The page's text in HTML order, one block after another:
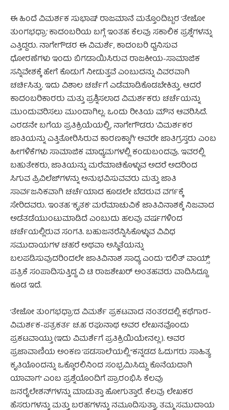
ಈ ಹಿಂದೆ ವಿಮರ್ಶಕ ಸುಭಾಷ್ ರಾಜಮಾನೆ ಮತ್ತೊಂದಿಬ್ಬರ ’ತೇಜೋ
ತುಂಗಭಧ್ರಾ’ ಕಾದಂಬರಿಯ ಬಗ್ಗೆ ಇಂತಹ ಕೆಲವು ಸಕಾಲಿಕ ಪ್ರಶ್ನೆಗಳನ್ನು
ಎತ್ತಿದ್ದರು. ನಾಗೇಗೌಡರ ಈ ವಿಮರ್ಶೆ, ಕಾದಂಬರಿ ಧ್ವನಿಸುವ
ಧೋರಣೆಗಳು ಇಂದು ಬಿಗಡಾಯಿಸಿರುವ ರಾಜಕೀಯ-ಸಾಮಾಜಿಕ
ಸನ್ನಿವೇಶಕ್ಕೆ ಹೇಗೆ ಕೊಡುಗೆ ನೀಡುತ್ತವೆ ಎಂಬುದನ್ನು ವಿವರವಾಗಿ
ಚರ್ಚಿಸಿತ್ತು. ಇದು ವಿಶಾಲ ಚರ್ಚೆಗೆ ಎಡೆಮಾಡಿಕೊಡಬೇಕಿತ್ತು. ಆದರೆ
ಕಾದಂಬರಿಕಾರರು ಮತ್ತು ಪ್ರಶ್ನಿಸಲಾದ ವಿಮರ್ಶಕರು ಚರ್ಚೆಯನ್ನು
ಮುಂದುವರಿಸಲು ಮುಂದಾಗಿಲ್ಲ. ಒಂದು ರೀತಿಯ ಮೌನ ಆವರಿಸಿದೆ.
ಎರಡನೇ ಬಗೆಯ ಪ್ರತಿಕ್ರಿಯೆಯಲ್ಲಿ, ನಾಗೇಗೌಡರು ’ವಿಮರ್ಶಕರ
ಜಾತಿಯನ್ನು ಎತ್ತಿತೋರಿಸಿರುವ ಕಾರಣಕ್ಕಾಗಿ’ ಅವರೇ ಜಾತಿಗ್ರಸ್ತರು ಎಂಬ
ಹೀಗಳಿಕೆಗಳು ಸಾಮಾಜಿಕ ಮಾಧ್ಯಮಗಳಲ್ಲಿ ಕಂಡುಬಂದವು. ಇವರಲ್ಲಿ
ಬಹುತೇಕರು, ಜಾತಿಯನ್ನು ಮರೆಮಾಚಿಕೊಳ್ಳುವ ಅದರೆ ಅದರಿಂದ
ಸಿಗುವ ಪ್ರಿವಿಲೆಜ್‌ಗಳನ್ನು ಅನುಭವಿಸುವವರು ಮತ್ತು ಜಾತಿ
ಸಾರ್ವಜನಿಕವಾಗಿ ಚರ್ಚೆಯಾದ ಕೂಡಲೇ ಬೆದರುವ ವರ್ಗಕ್ಕೆ
ಸೇರಿದವರು. ಇಂತಹ ’ಕೃತಕ’ ಮರೆಮಾಚುವಿಕೆ ಜಾತಿವಿನಾಶಕ್ಕೆ ನಿಜವಾದ
ಅಡೆತಡೆಯುಂಟುಮಾಡಿದೆ ಎಂಬುದು ಹಲವು ವರ್ಷಗಳಿಂದ
ಚರ್ಚೆಯಲ್ಲಿರುವ ಸಂಗತಿ. ಬಹುಜನರೆನ್ನಿಸಿಕೊಳ್ಳುವ ವಿವಿಧ
ಸಮುದಾಯಗಳ ಚಹರೆ ಅಥವಾ ಅಸ್ಮಿತೆಯನ್ನು
ಬಲಪಡಿಸುವುದರಿಂದಲೇ ಜಾತಿವಿನಾಶ ಸಾಧ್ಯ ಎಂದು ’ದಲಿತ್ ವಾಯ್ಸ್’
ಪತ್ರಿಕೆ ಸಂಪಾದಿಸುತ್ತಿದ್ದ ವಿ ಟಿ ರಾಜಶೇಖರ್ ಅಂತಹವರು ವಾದಿಸಿದ್ದೂ
ಕೂಡ ಇದೆ.
’ತೇಜೋ ತುಂಗಭಧ್ರಾ’ದ ವಿಮರ್ಶೆ ಪ್ರಕಟವಾದ ನಂತರದಲ್ಲಿ ಕಥೆಗಾರ-
ವಿಮರ್ಶಕ-ಪತ್ರಕರ್ತ ಚ.ಹ ರಘುನಾಥ ಅವರ ಲೇಖನವೊಂದು
ಪ್ರಕಟವಾಯ್ತು (ಇದು ವಿಮರ್ಶೆಗೆ ಪ್ರತಿಕ್ರಿಯಿಯೇನಲ್ಲ). ಅವರ
ಪ್ರಜಾವಾಣಿಯ ಅಂಕಣ ’ಪಡಸಾಲೆ’ಯಲ್ಲಿ “ಕನ್ನಡದ ಓದುಗರು ಸಾಹಿತ್ಯ
ಕೃತಿಯೊಂದನ್ನು ಒಕ್ಕೊರಲಿನಿಂದ ಸಂಭ್ರಮಿಸಿದ್ದು ಕೊನೆಯದಾಗಿ
ಯಾವಾಗ” ಎಂಬ ಪ್ರಶ್ನೆಯೊಂದಿಗೆ ಪ್ರಾರಂಭಿಸಿ ಕೆಲವು
ಜನರೈಲೇಶನ್‌ಗಳನ್ನು ಮಾಡುತ್ತಾ ಹೋಗುತ್ತಾರೆ. ಕೆಲವು ಲೇಖಕರ
ಹೆಸರುಗಳನ್ನು ಮತ್ತು ಬರಹಗಳನ್ನು ನಮೂದಿಸುತ್ತಾ, ತಮ್ಮ ಸಮುದಾಯ